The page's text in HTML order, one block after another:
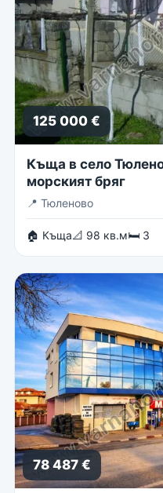
125 000 €
Къща в село
морският бряг
📍 Тюленово
🏠 Къща📐 98 кв.м🛏 3
78 487 €